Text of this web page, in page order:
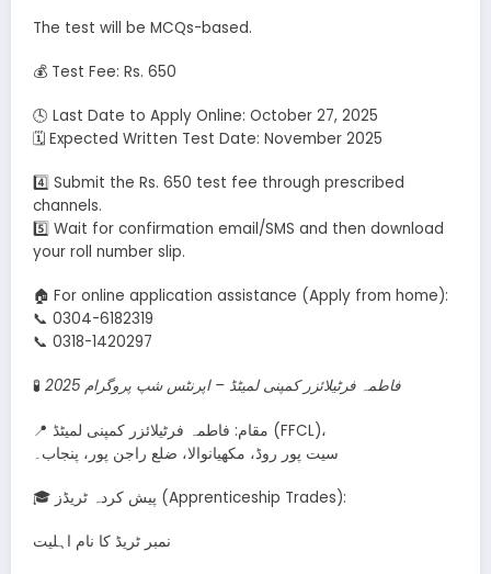
The test will be MCQs-based.
💰 Test Fee: Rs. 650
🕓 Last Date to Apply Online: October 27, 2025
🗓️ Expected Written Test Date: November 2025
4️⃣ Submit the Rs. 650 test fee through prescribed
channels.
5️⃣ Wait for confirmation email/SMS and then download
your roll number slip.
🏠 For online application assistance (Apply from home):
📞 0304-6182319
📞 0318-1420297
🧪 فاطمہ فرٹیلائزر کمپنی لمیٹڈ – اپرنٹس شپ پروگرام 2025
📍 مقام: فاطمہ فرٹیلائزر کمپنی لمیٹڈ (FFCL)،
سیت پور روڈ، مکھیانوالا، ضلع راجن پور، پنجاب۔
🎓 پیش کردہ ٹریڈز (Apprenticeship Trades):
نمبر ٹریڈ کا نام اہلیت